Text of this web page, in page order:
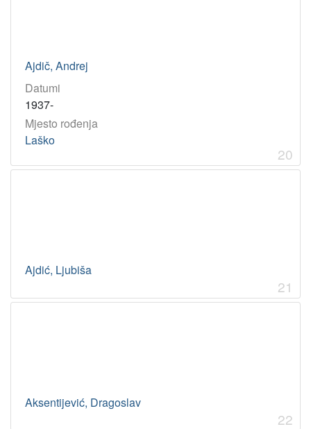
Ajdič, Andrej
Datumi
1937-
Mjesto rođenja
Laško
20
Ajdić, Ljubiša
21
Aksentijević, Dragoslav
22